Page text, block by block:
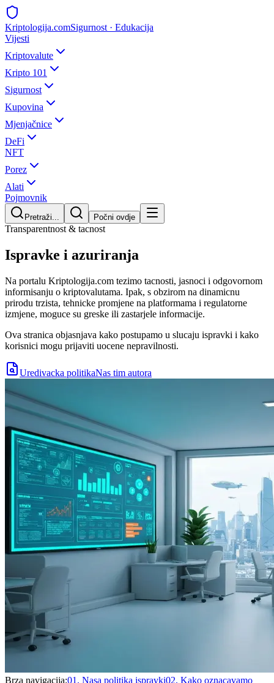
Kriptologija.comSigurnost · Edukacija
Vijesti
Kriptovalute
Kripto 101
Sigurnost
Kupovina
Mjenjačnice
DeFi
NFT
Porez
Alati
Pojmovnik
Pretraži... Počni ovdje
Transparentnost & tacnost
Ispravke i azuriranja
Na portalu Kriptologija.com tezimo tacnosti, jasnoci i odgovornom
informisanju o kriptovalutama. Ipak, s obzirom na dinamicnu
prirodu trzista, tehnicke promjene na platformama i regulatorne
izmjene, moguce su greske ili zastarjele informacije.
Ova stranica objasnjava kako postupamo u slucaju ispravki i kako
korisnici mogu prijaviti uocene nepravilnosti.
Uredivacka politikaNas tim autora
Brza navigacija:01 . Nasa politika ispravki02. Kako oznacavamo